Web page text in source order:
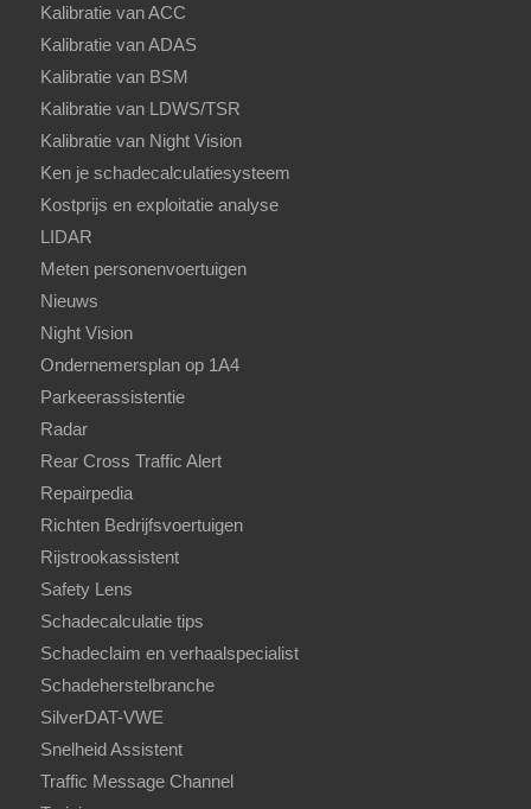
Kalibratie van ACC
Kalibratie van ADAS
Kalibratie van BSM
Kalibratie van LDWS/TSR
Kalibratie van Night Vision
Ken je schadecalculatiesysteem
Kostprijs en exploitatie analyse
LIDAR
Meten personenvoertuigen
Nieuws
Night Vision
Ondernemersplan op 1A4
Parkeerassistentie
Radar
Rear Cross Traffic Alert
Repairpedia
Richten Bedrijfsvoertuigen
Rijstrookassistent
Safety Lens
Schadecalculatie tips
Schadeclaim en verhaalspecialist
Schadeherstelbranche
SilverDAT-VWE
Snelheid Assistent
Traffic Message Channel